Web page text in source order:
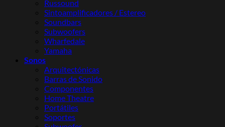
Russound
Sintoamplificadores / Estereo
Soundbars
Subwoofers
Wharfedale
Yamaha
Sonos
Arquitectónicas
Barras de Sonido
Componentes
Home Theatre
Portátiles
Soportes